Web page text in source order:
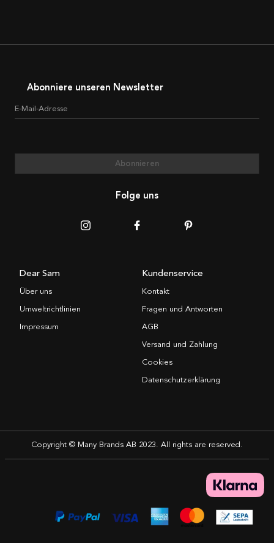
Abonniere unseren Newsletter
E-Mail-Adresse
Abonnieren
Folge uns
Dear Sam
Über uns
Umweltrichtlinien
Impressum
Kundenservice
Kontakt
Fragen und Antworten
AGB
Versand und Zahlung
Cookies
Datenschutzerklärung
Copyright © Many Brands AB 2023. All rights are reserved.